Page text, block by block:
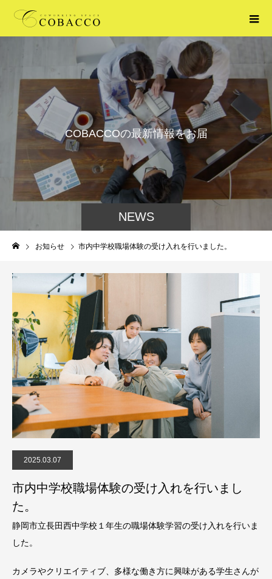
NEWS
COB ACCOの最新情報をお届けしま
お知らせ 市内中学校職場体験の受け入れを行いました。
2025.03.07
市内中学校職場体験の受け入れを行いまし
た。
静岡市立長田西中学校１年生の職場体験学習の受け入れを行いま
した。
カメラやクリエイティブ、多様な働き方に興味がある学生さんが